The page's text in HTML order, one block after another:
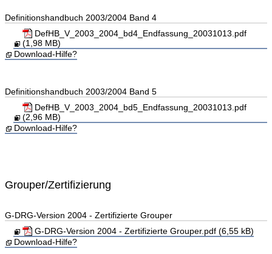
Definitionshandbuch 2003/2004 Band 4
DefHB_V_2003_2004_bd4_Endfassung_20031013.pdf
(1,98 MB)
Download-Hilfe?
Definitionshandbuch 2003/2004 Band 5
DefHB_V_2003_2004_bd5_Endfassung_20031013.pdf
(2,96 MB)
Download-Hilfe?
Grouper/Zertifizierung
G-DRG-Version 2004 - Zertifizierte Grouper
G-DRG-Version 2004 - Zertifizierte Grouper.pdf (6,55 kB)
Download-Hilfe?